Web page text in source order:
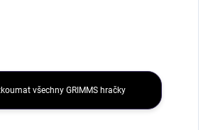
všechny GRIMMS hračky